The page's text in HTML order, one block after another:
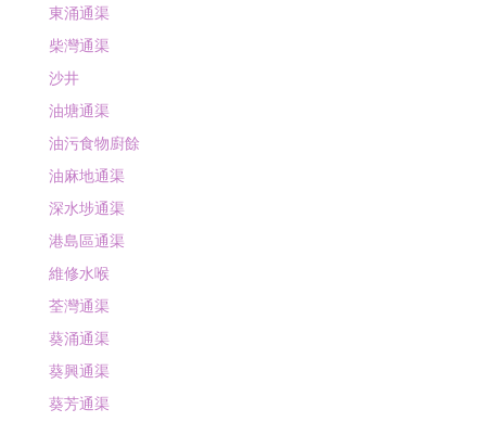
東涌通渠
柴灣通渠
沙井
油塘通渠
油污食物廚餘
油麻地通渠
深水埗通渠
港島區通渠
維修水喉
荃灣通渠
葵涌通渠
葵興通渠
葵芳通渠